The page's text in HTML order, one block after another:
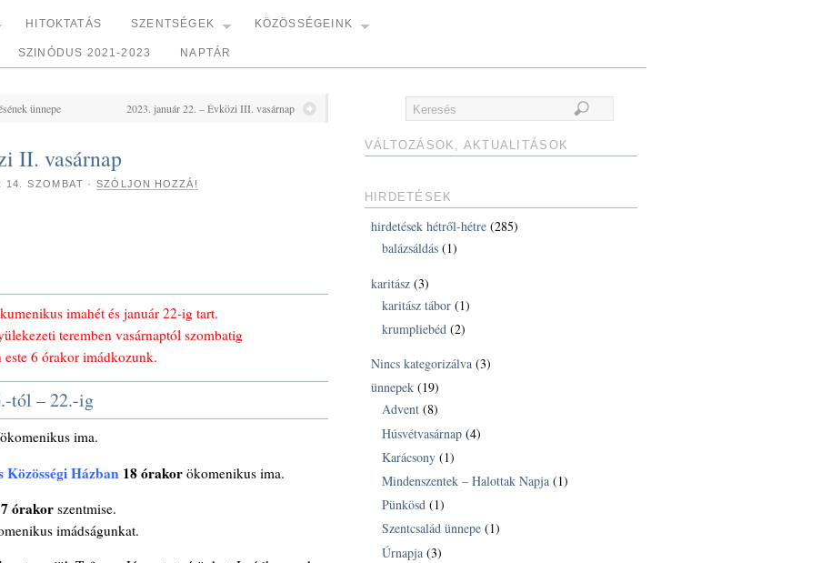
HITOKTATÁS SZENTSÉGEK KÖZÖSSÉGEINK
SZINÓDUS 2021-2023 NAPTÁR
ünnepe 2023. január 22. – Évközi III. vasárnap
II. vasárnap
14. SZOMBAT ·SZÓLJON HOZZÁ!
imahét és január 22-ig tart.
teremben vasárnaptól szombatig
este 6 órakor imádkozunk.
tól – 22.-ig
ökomenikus ima.
Házban 18 órakor ökomenikus ima.
órakorszentmise.
imádságunkat.
VÁLTOZÁSOK, AKTUALITÁSOK
HIRDETÉSEK
hirdetések hétről-hétre (285)
balázsáldás (1)
karitász (3)
karitász tábor (1)
krumpliebéd (2)
Nincs kategorizálva (3)
ünnepek (19)
Advent (8)
Húsvétvasárnap (4)
Karácsony (1)
Mindenszentek – Halottak Napja (1)
Pünkösd (1)
Szentcsalád ünnepe (1)
Úrnapja (3)